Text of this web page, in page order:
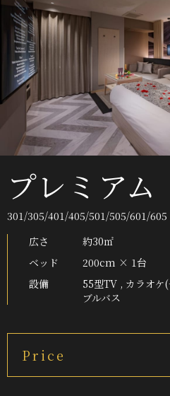
プレミアム
301/305/401/405/501/505/601/605
広さ
約30㎡
ベッド
200cm × 1台
設備
55型TV , カラオケ
ブルバス
Price